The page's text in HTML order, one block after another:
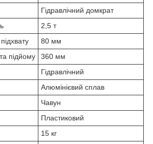
Гідравлічний домкрат
2,5 т
80 мм
підйому
360 мм
Гідравлічний
Алюмінієвий сплав
Чавун
Пластиковий
15 кг